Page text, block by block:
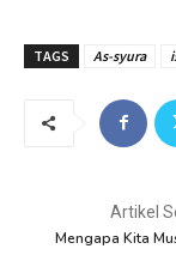
TAGS As-syura
Artikel
Mengapa Kita